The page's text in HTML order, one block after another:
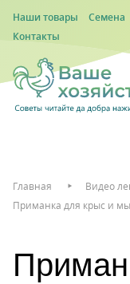
Наши товары Семена
Контакты
Главная Видео
Приманка для крыс и